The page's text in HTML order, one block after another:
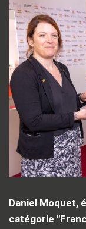
Daniel Moquet,
catégorie